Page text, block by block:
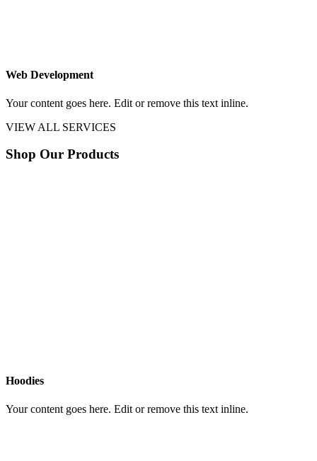
Web Development
Your content goes here. Edit or remove this text inline.
VIEW ALL SERVICES
Shop Our Products
Hoodies
Your content goes here. Edit or remove this text inline.